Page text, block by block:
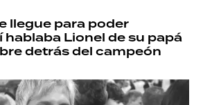
llegue para poder
hablaba Lionel de su papá
detrás del campeón